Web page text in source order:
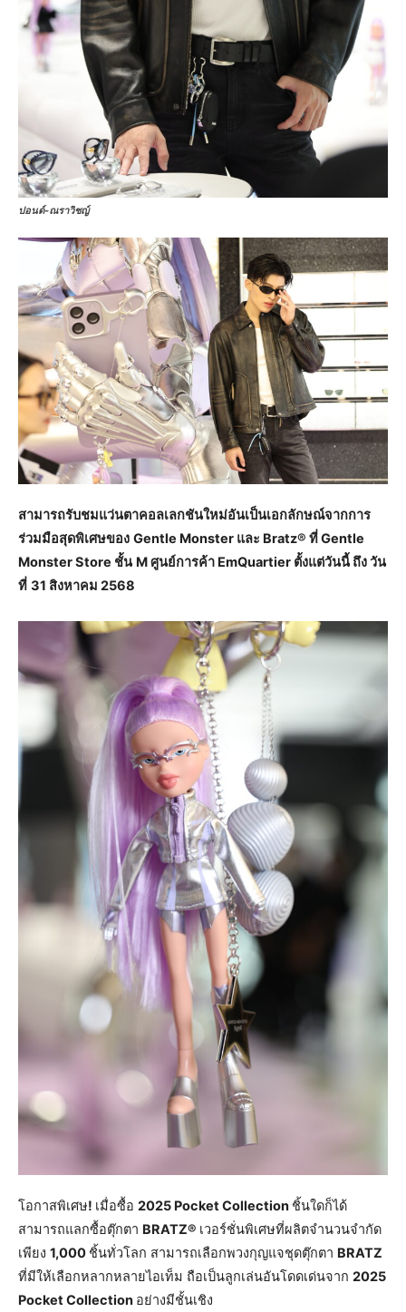
ปอนด์-ณราวิชญ์
สามารถรับชมแว่นตาคอลเลกชันใหม่อันเป็นเอกลักษณ์จากการ
ร่วมมือสุดพิเศษของ Gentle Monster และ Bratz® ที่ Gentle
Monster Store ชั้น M ศูนย์การค้า EmQuartier ตั้งแต่วันนี้ ถึง วัน
ที่ 31 สิงหาคม 2568
โอกาสพิเศษ! เมื่อซื้อ 2025 Pocket Collection ชิ้นใดก็ได้
สามารถแลกซื้อตุ๊กตา BRATZ® เวอร์ชั่นพิเศษที่ผลิตจำนวนจำกัด
เพียง 1,000 ชิ้นทั่วโลก สามารถเลือกพวงกุญแจชุดตุ๊กตา BRATZ
ที่มีให้เลือกหลากหลายไอเท็ม ถือเป็นลูกเล่นอันโดดเด่นจาก 2025
Pocket Collection อย่างมีชั้นเชิง